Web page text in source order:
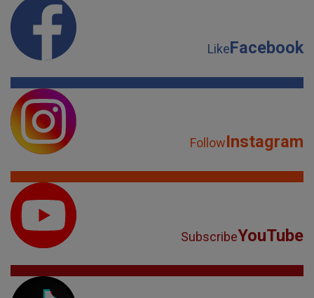
LikeFacebook
FollowInstagram
SubscribeYouTube